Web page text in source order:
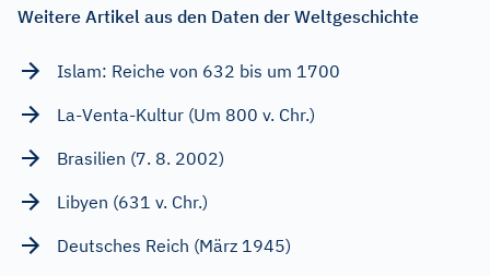
Weitere Artikel aus den Daten der Weltgeschichte
Islam: Reiche von 632 bis um 1700
La-Venta-Kultur (Um 800 v. Chr.)
Brasilien (7. 8. 2002)
Libyen (631 v. Chr.)
Deutsches Reich (März 1945)